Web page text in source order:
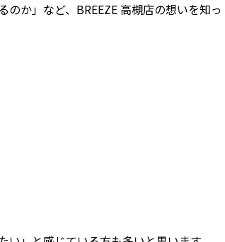
か」など、BREEZE 高槻店の想いを知っ